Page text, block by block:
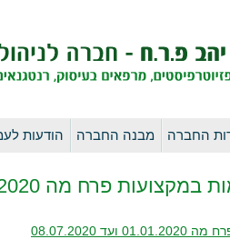
לדלג
החברה מבנה החברה הודעות
מה 01.01.2020 ועד 08.07.2020